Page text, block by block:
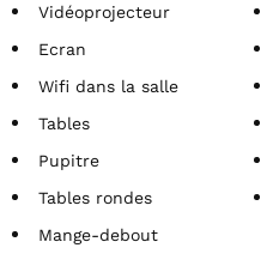
Vidéoprojecteur
Ecran
Wifi dans la salle
Tables
Pupitre
Tables rondes
Mange-debout